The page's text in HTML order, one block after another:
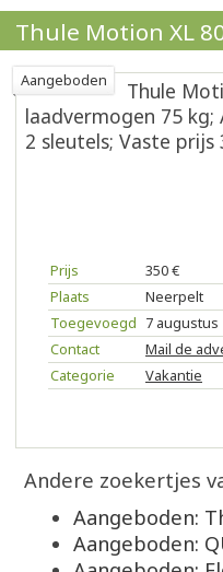
Thule Motion XL
Aangeboden
Thule
laadvermogen 75 kg;
2 sleutels; Vaste
Prijs
350 €
Plaats
Neerpelt
Toegevoegd 7 augustus
Contact
Mail de
Categorie
Vakantie
Andere zoekertjes
Aangeboden:
Aangeboden: